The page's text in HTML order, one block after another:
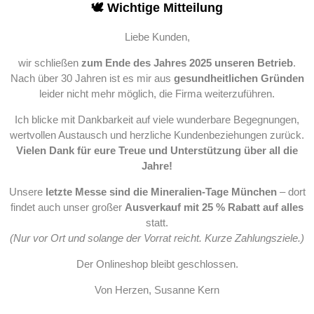
🕊️ Wichtige Mitteilung
Liebe Kunden,
wir schließen zum Ende des Jahres 2025 unseren Betrieb.
Nach über 30 Jahren ist es mir aus gesundheitlichen Gründen
leider nicht mehr möglich, die Firma weiterzuführen.
Ich blicke mit Dankbarkeit auf viele wunderbare Begegnungen,
wertvollen Austausch und herzliche Kundenbeziehungen zurück.
Vielen Dank für eure Treue und Unterstützung über all die
Jahre!
Unsere letzte Messe sind die Mineralien-Tage München– dort
findet auch unser großer Ausverkauf mit 25 % Rabatt auf alles
statt.
(Nur vor Ort und solange der Vorrat reicht. Kurze Zahlungsziele.)
Der Onlineshop bleibt geschlossen.
Von Herzen, Susanne Kern